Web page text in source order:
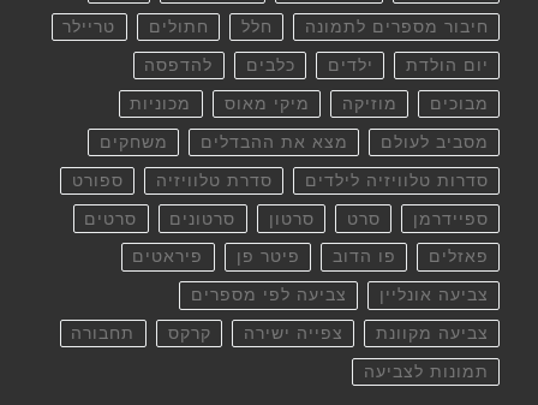
חיבור מספרים לתמונה חלל חתולים טריילר
יום הולדת ילדים כלבים להדפסה
מבוכים מוזיקה מיקי מאוס מכוניות
מסביב לעולם מצא את ההבדלים משחקים
סדרות טלוויזיה לילדים סדרת טלוויזיה ספורט
ספיידרמן סרט סרטון סרטונים סרטים
פאזלים פו הדוב פיטר פן פיראטים
צביעה אונליין צביעה לפי מספרים
צביעה מקוונת צפייה ישירה קרקס תחבורה
תמונות לצביעה